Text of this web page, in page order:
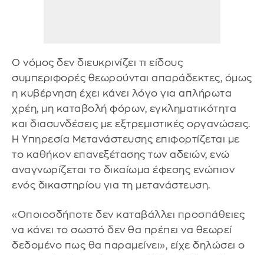
Ο νόμος δεν διευκρινίζει τι είδους
συμπεριφορές θεωρούνται απαράδεκτες, όμως
η κυβέρνηση έχει κάνει λόγο για απλήρωτα
χρέη, μη καταβολή φόρων, εγκληματικότητα
και διασυνδέσεις με εξτρεμιστικές οργανώσεις.
Η Υπηρεσία Μετανάστευσης επιφορτίζεται με
το καθήκον επανεξέτασης των αδειών, ενώ
αναγνωρίζεται το δικαίωμα έφεσης ενώπιον
ενός δικαστηρίου για τη μετανάστευση.
«Οποιοσδήποτε δεν καταβάλλει προσπάθειες
να κάνει το σωστό δεν θα πρέπει να θεωρεί
δεδομένο πως θα παραμείνει», είχε δηλώσει ο